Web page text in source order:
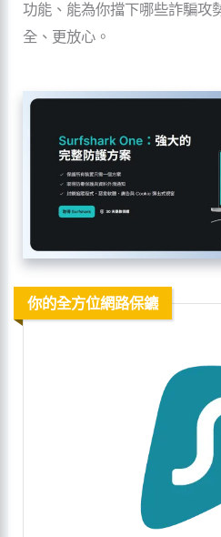
功能、能為你擋下哪些詐騙攻
全、更放心。
你的全方位網路保鑣